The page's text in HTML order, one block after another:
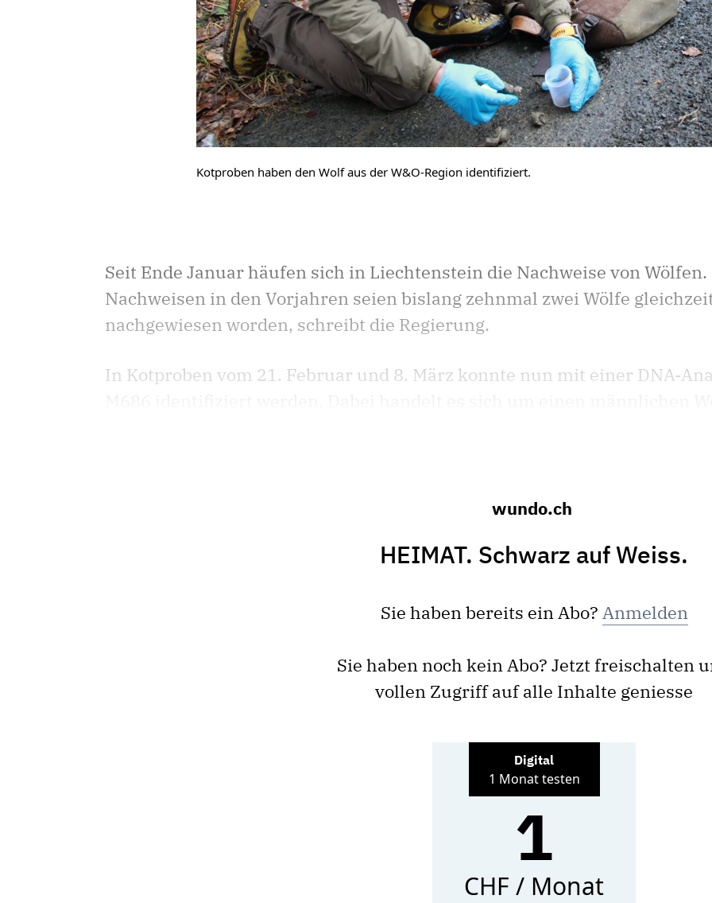
Kotproben haben den Wolf aus der W&O-Region identifiziert.
Seit Ende Januar häufen sich in Liechtenstein die Nachweise von Wölfen.
Nachweisen in den Vorjahren seien bislang zehnmal zwei Wölfe
nachgewiesen worden, schreibt die Regierung.
In Kotproben vom 21. Februar und 8. März konnte nun mit einer DNA-
wundo.ch
HEIMAT. Schwarz auf Weiss.
Sie haben bereits ein Abo? Anmelden
Sie haben noch kein Abo? Jetzt freischalten
vollen Zugriff auf alle Inhalte geniesse
Digital
1 Monat testen
1
CHF / Monat